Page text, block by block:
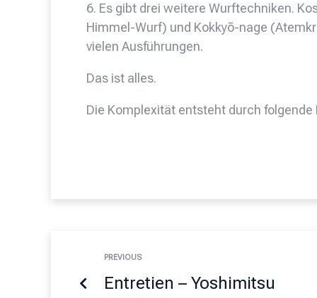
6. Es gibt drei weitere Wurftechniken.
Himmel-Wurf) und Kokkyō-nage
vielen Ausführungen.
Das ist alles.
Die Komplexität entsteht durch
PREVIOUS
Entretien – Yoshimitsu